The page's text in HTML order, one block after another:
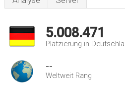
5.008.471
Platzierung in
--
Weltweit Rang